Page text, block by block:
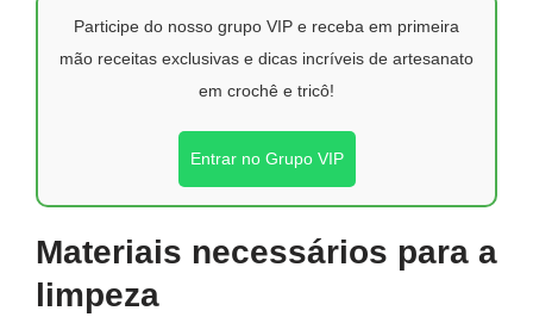
Participe do nosso grupo VIP e receba em primeira
mão receitas exclusivas e dicas incríveis de artesanato
em crochê e tricô!
Entrar no Grupo VIP
Materiais necessários para a
limpeza